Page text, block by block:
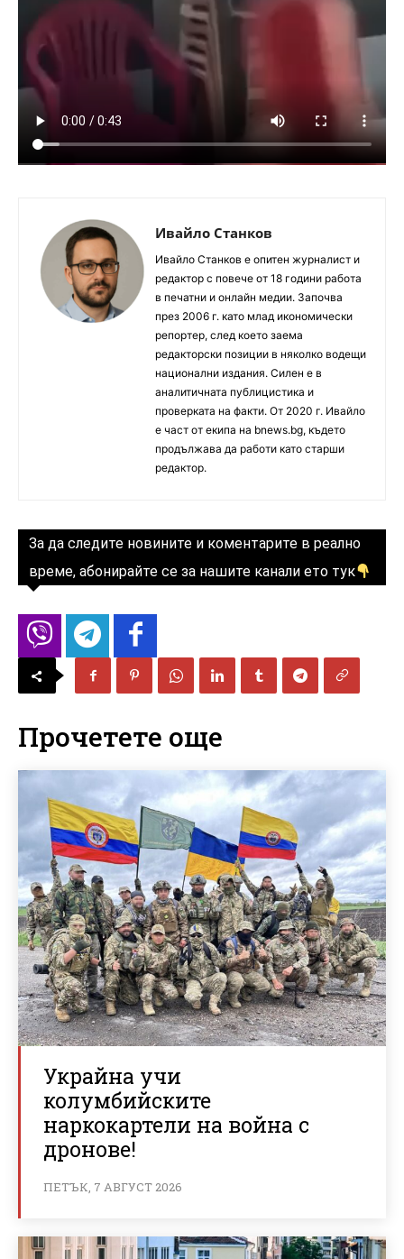
Ивайло Станков
Ивайло Станков е опитен журналист и
редактор с повече от 18 години работа
в печатни и онлайн медии. Започва
през 2006 г. като млад икономически
репортер, след което заема
редакторски позиции в няколко водещи
национални издания. Силен е в
аналитичната публицистика и
проверката на факти. От 2020 г. Ивайло
е част от екипа на bnews.bg, където
продължава да работи като старши
редактор.
За да следите новините и коментарите в реално
време, абонирайте се за нашите канали ето тук
Прочетете още
Украйна учи
колумбийските
наркокартели на война с
дронове!
ПЕТЪК, 7 АВГУСТ 2026